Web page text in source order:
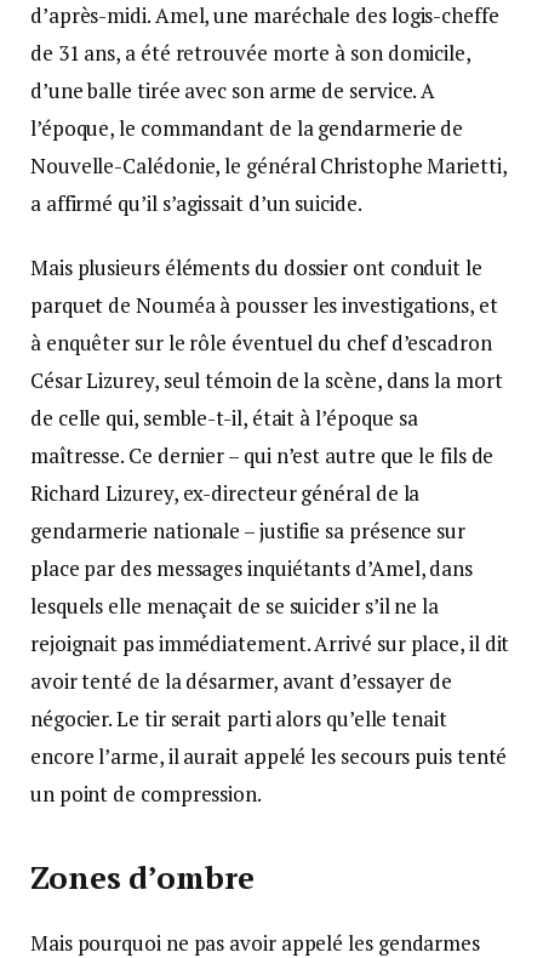
d’après-midi. Amel, une maréchale des logis-cheffe
de 31 ans, a été retrouvée morte à son domicile,
d’une balle tirée avec son arme de service. A
l’époque, le commandant de la gendarmerie de
Nouvelle-Calédonie, le général Christophe Marietti,
a affirmé qu’il s’agissait d’un suicide.
Mais plusieurs éléments du dossier ont conduit le
parquet de Nouméa à pousser les investigations, et
à enquêter sur le rôle éventuel du chef d’escadron
César Lizurey, seul témoin de la scène, dans la mort
de celle qui, semble-t-il, était à l’époque sa
maîtresse. Ce dernier – qui n’est autre que le fils de
Richard Lizurey, ex-directeur général de la
gendarmerie nationale – justifie sa présence sur
place par des messages inquiétants d’Amel, dans
lesquels elle menaçait de se suicider s’il ne la
rejoignait pas immédiatement. Arrivé sur place, il dit
avoir tenté de la désarmer, avant d’essayer de
négocier. Le tir serait parti alors qu’elle tenait
encore l’arme, il aurait appelé les secours puis tenté
un point de compression.
Zones d’ombre
Mais pourquoi ne pas avoir appelé les gendarmes